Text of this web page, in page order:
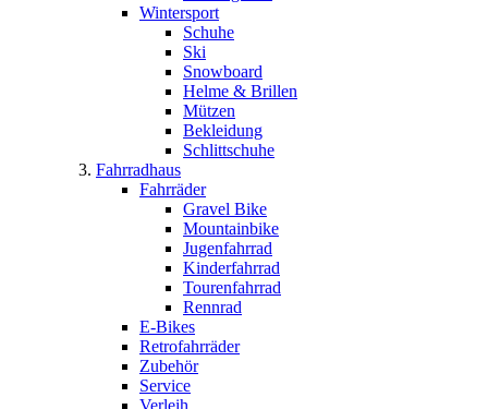
Wintersport
Schuhe
Ski
Snowboard
Helme & Brillen
Mützen
Bekleidung
Schlittschuhe
Fahrradhaus
Fahrräder
Gravel Bike
Mountainbike
Jugenfahrrad
Kinderfahrrad
Tourenfahrrad
Rennrad
E-Bikes
Retrofahrräder
Zubehör
Service